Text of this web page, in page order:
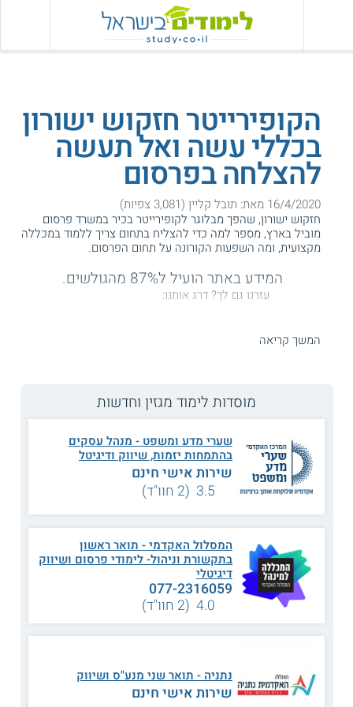
הקופירייטר חזקוש ישורון
בכללי עשה ואל תעשה
להצלחה בפרסום
16/4/2020 מאת: תובל קליין (3,081 צפיות)
חזקוש ישורון, שהפך מבלוגר לקופירייטר בכיר במשרד פרסום
מוביל בארץ, מספר למה כדי להצליח בתחום צריך ללמוד במכללה
מקצועית, ומה השפעות הקורונה על תחום הפרסום.
המידע באתר הועיל ל87% מהגולשים.
עזרנו גם לך? דרג אותנו:
צלם: צרי אדמוני
המשך קריאה
מוסדות לימוד מגזין וחדשות
שערי מדע ומשפט - מנהל עסקים
בהתמחות יזמות, שיווק ודיגיטל
שירות אישי חינם
3.5 (2 חוו"ד)
המסלול האקדמי - תואר ראשון
בתקשורת וניהול- לימודי פרסום ושיווק
דיגיטלי
077-2316059
4.0 (2 חוו"ד)
נתניה - תואר שני מנע"ס ושיווק
שירות אישי חינם